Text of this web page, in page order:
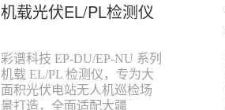
机载光伏EL/PL检测仪
彩谱科技 EP-DU/EP-NU 系列
机载 EL/PL 检测仪，专为大
面积光伏电站无人机巡检场
景打造，全面适配大疆